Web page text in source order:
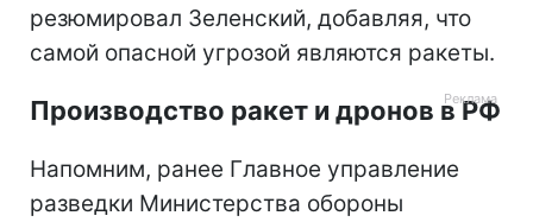
резюмировал Зеленский, добавляя, что
самой опасной угрозой являются ракеты.
Производство ракет и дронов в РФ
Напомним, ранее Главное управление
разведки Министерства обороны